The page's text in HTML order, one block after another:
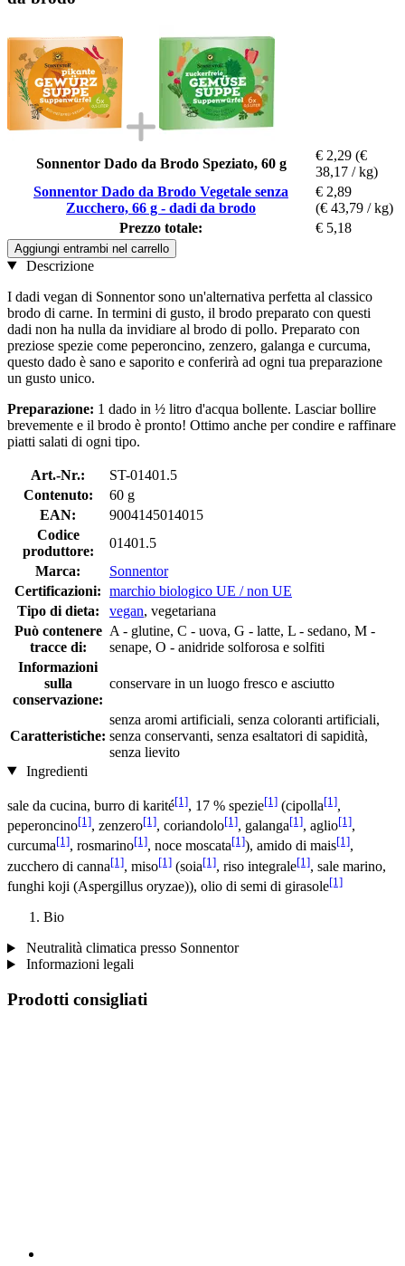
Sonnentor Dado da Brodo Speziato, 60 g
€ 2,29 (€
38,17 / kg)
Sonnentor Dado da Brodo Vegetale senza
Zucchero, 66 g - dadi da brodo
€ 2,89
(€ 43,79 / kg)
Prezzo totale:
€ 5,18
Aggiungi entrambi nel carrello
Descrizione
I dadi vegan di Sonnentor sono un'alternativa perfetta al classico
brodo di carne. In termini di gusto, il brodo preparato con questi
dadi non ha nulla da invidiare al brodo di pollo. Preparato con
preziose spezie come peperoncino, zenzero, galanga e curcuma,
questo dado è sano e saporito e conferirà ad ogni tua preparazione
un gusto unico.
Preparazione: 1 dado in ½ litro d'acqua bollente. Lasciar bollire
brevemente e il brodo è pronto! Ottimo anche per condire e raffinare
piatti salati di ogni tipo.
Art.-Nr.:
ST-01401.5
Contenuto:
60 g
EAN:
9004145014015
Codice
produttore:
01401.5
Marca:
Sonnentor
Certificazioni: marchio biologico UE / non UE
Tipo di dieta:
vegan, vegetariana
Può contenere
tracce di:
A - glutine, C - uova, G - latte, L - sedano, M -
senape, O - anidride solforosa e solfiti
Informazioni
sulla
conservazione:
conservare in un luogo fresco e asciutto
Caratteristiche:
senza aromi artificiali, senza coloranti artificiali,
senza conservanti, senza esaltatori di sapidità,
senza lievito
Ingredienti
sale da cucina, burro di karité[1], 17 % spezie[1] (cipolla[1],
peperoncino[1], zenzero[1], coriandolo[1], galanga[1], aglio[1],
curcuma[1], rosmarino[1], noce moscata[1]), amido di mais[1],
zucchero di canna[1], miso[1] (soia[1], riso integrale[1], sale marino,
funghi koji (Aspergillus oryzae)), olio di semi di girasole[1]
Bio
Neutralità climatica presso Sonnentor
Informazioni legali
Prodotti consigliati